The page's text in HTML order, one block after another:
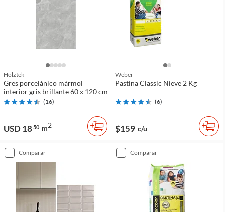
Holztek
Gres porcelánico mármol
interior gris brillante 60 x 120 cm
(16)
USD 1850 m2
Weber
Pastina Classic Nieve 2 Kg
(6)
$159 c/u
comparar comparar